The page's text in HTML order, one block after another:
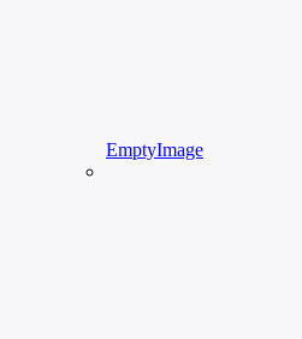
EmptyImage